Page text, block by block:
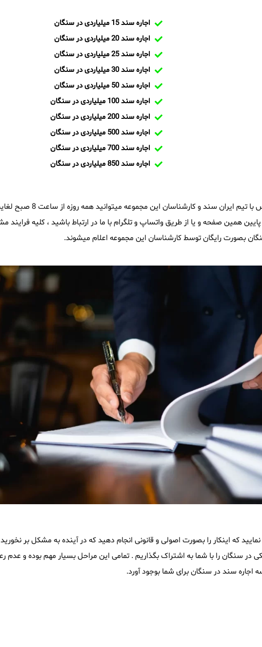
اجاره سند 15 میلیاردی در سنگان
اجاره سند 20 میلیاردی در سنگان
اجاره سند 25 میلیاردی در سنگان
اجاره سند 30 میلیاردی در سنگان
اجاره سند 50 میلیاردی در سنگان
اجاره سند 100 میلیاردی در سنگان
اجاره سند 200 میلیاردی در سنگان
اجاره سند 500 میلیاردی در سنگان
اجاره سند 700 میلیاردی در سنگان
اجاره سند 850 میلیاردی در سنگان
همین صفحه و یا از طریق واتساپ و تلگرام با ما در ارتباط باشید ، کلیه فرایند
بصورت رایگان توسط کارشناسان این مجموعه اعلام میشوند.
که اینکار را بصورت اصولی و قانونی انجام دهید که در آینده به مشکل بر نخورید
سند ملکی در سنگان را با شما به اشتراک بگذاریم . تمامی این مراحل بسیار مهم بوده و
اجاره سند در سنگان برای شما بوجود آورد.